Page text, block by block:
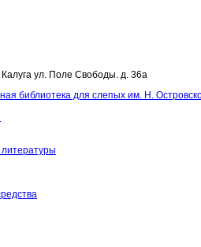
ул. Поле Свободы. д. 36а